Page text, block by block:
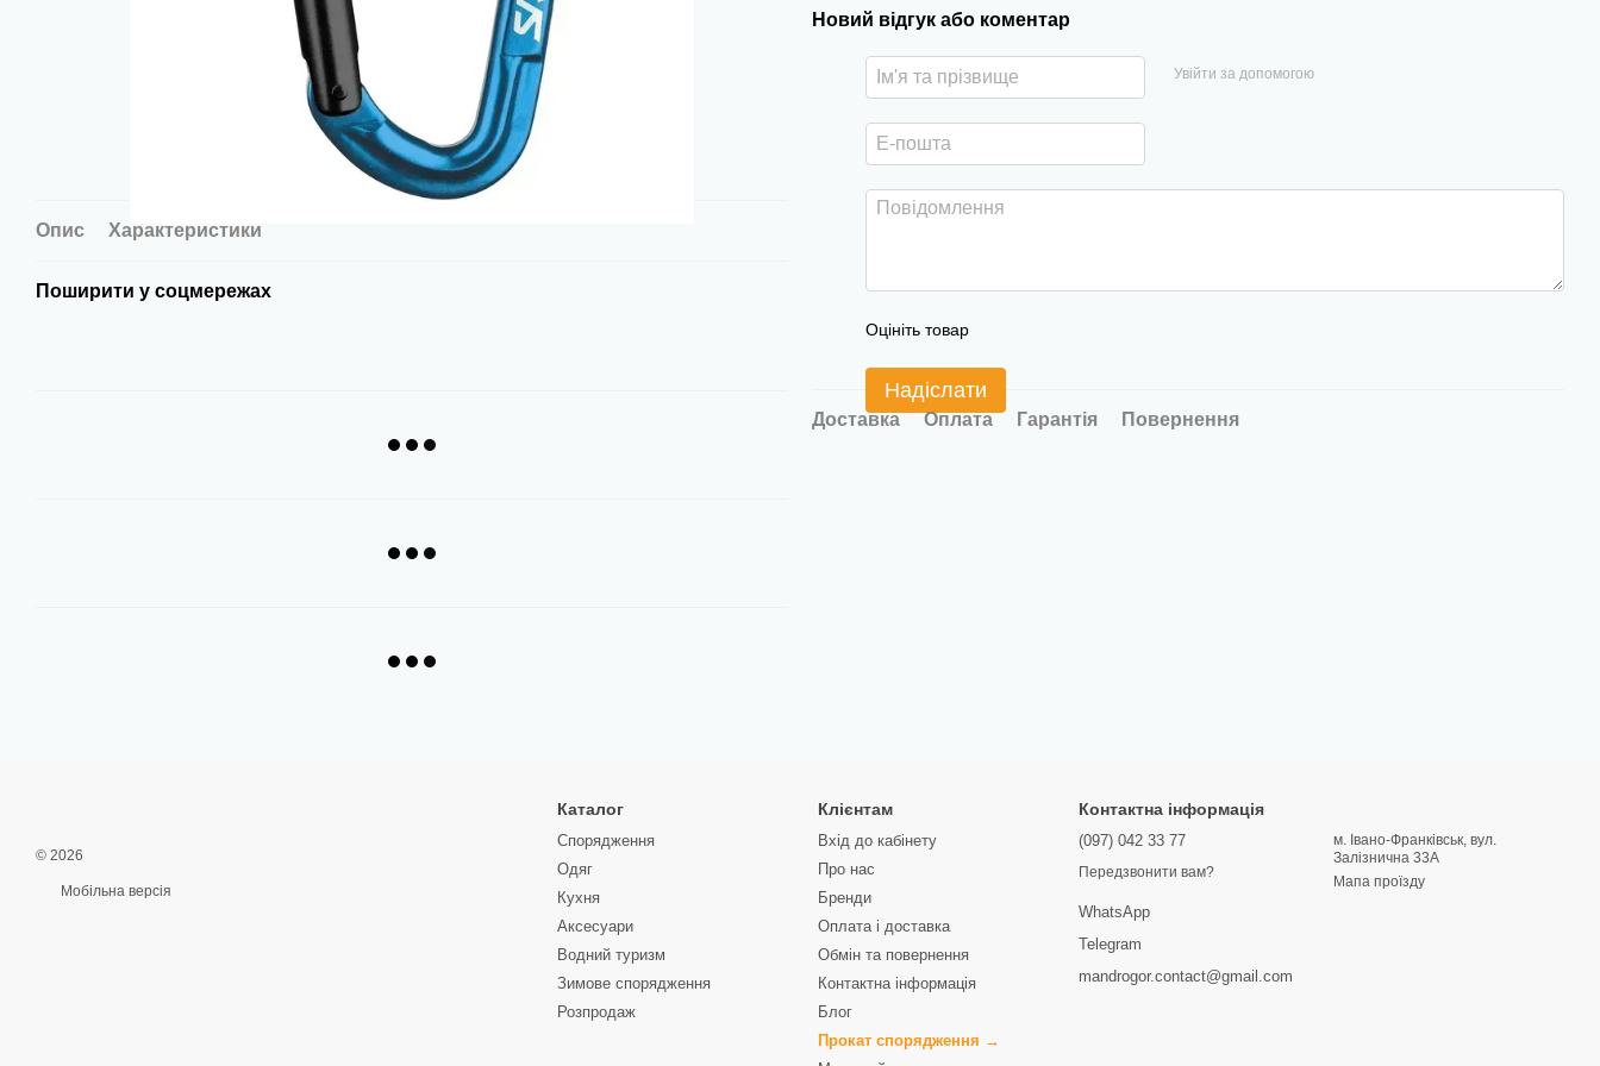
Опис Характеристики
Поширити у соцмережах
Новий відгук або коментар
Увійти за допомогою
Оцініть товар
Надіслати
Доставка Оплата Гарантія Повернення
© 2026
Мобільна версія
Каталог
Спорядження
Одяг
Кухня
Аксесуари
Водний туризм
Зимове спорядження
Розпродаж
Клієнтам
Вхід до кабінету
Про нас
Бренди
Оплата і доставка
Обмін та повернення
Контактна інформація
Блог
Прокат спорядження →
Контактна інформація
(097) 042 33 77
Передзвонити вам?
WhatsApp
Telegram
mandrogor.contact@gmail.com
м. Івано-Франківськ, вул.
Залізнична 33А
Мапа проїзду